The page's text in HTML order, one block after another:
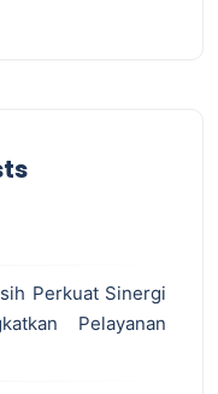
Perkuat Sinergi
Pelayanan